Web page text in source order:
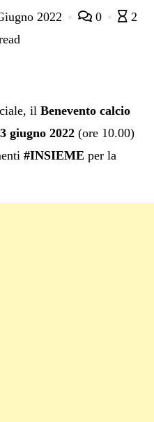
2022 0
2
il Benevento calcio
giugno 2022 (ore 10.00)
#INSIEME per la